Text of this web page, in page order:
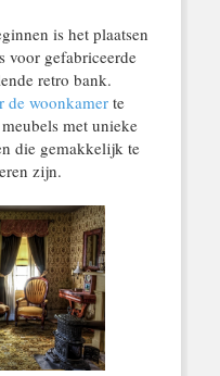
is het plaatsen
voor gefabriceerde
retro bank.
de woonkamerte
met unieke
die gemakkelijk te
zijn.